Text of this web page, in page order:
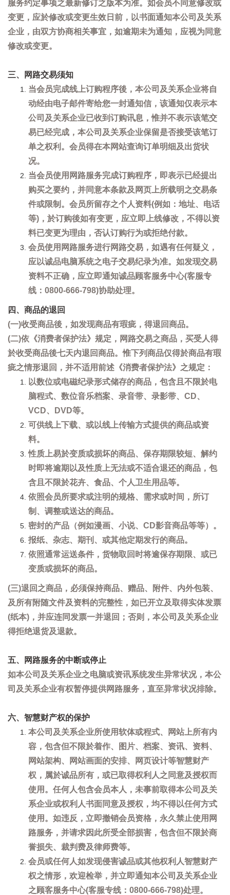
服务约定事项之最新修订之版本为准。如会员不同意修改或
变更，应於修改或变更生效日前，以书面通知本公司及关系
企业，由双方协商相关事宜，如逾期未为通知，应视为同意
修改或变更。
三、网路交易须知
当会员完成线上订购程序後，本公司及关系企业将自
动经由电子邮件寄给您一封通知信，该通知仅表示本
公司及关系企业已收到订购讯息，惟并不表示该笔交
易已经完成，本公司及关系企业保留是否接受该笔订
单之权利。会员得在本网站查询订单明细及出货状
况。
当会员使用网路服务完成订购程序，即表示已经提出
购买之要约，并同意本条款及网页上所载明之交易条
件或限制。会员所留存之个人资料(例如：地址、电话
等)，於订购後如有变更，应立即上线修改，不得以资
料已变更为理由，否认订购行为或拒绝付款。
会员使用网路服务进行网路交易，如遇有任何疑义，
应以诚品电脑系统之电子交易纪录为准。如发现交易
资料不正确，应立即通知诚品顾客服务中心(客服专
线：0800-666-798)协助处理。
四、商品的退回
(一)收受商品後，如发现商品有瑕疵，得退回商品。
(二)依《消费者保护法》规定，网路交易之商品，买受人得
於收受商品後七天内退回商品。惟下列商品仅得於商品有瑕
疵之情形退回，并不适用前述《消费者保护法》之规定：
以数位或电磁纪录形式储存的商品，包含且不限於电
脑程式、数位音乐档案、录音带、录影带、CD、
VCD、DVD等。
可供线上下载、或以线上传输方式提供的商品或资
料。
性质上易於变质或损坏的商品、保存期限较短、解约
时即将逾期以及性质上无法或不适合退还的商品，包
含且不限於花卉、食品、个人卫生用品等。
依照会员所要求或注明的规格、需求或时间，所订
制、调整或送达的商品。
密封的产品（例如漫画、小说、CD影音商品等等）。
报纸、杂志、期刊、或其他定期发行的商品。
依照通常运送条件，货物取回时将逾保存期限、或已
变质或损坏的商品。
(三)退回之商品，必须保持商品、赠品、附件、内外包装、
及所有附随文件及资料的完整性，如已开立及取得实体发票
(纸本)，并应连同发票一并退回；否则，本公司及关系企业
得拒绝退货及退款。
五、网路服务的中断或停止
如本公司及关系企业之电脑或资讯系统发生异常状况，本公
司及关系企业有权暂停提供网路服务，直至异常状况排除。
六、智慧财产权的保护
本公司及关系企业所使用软体或程式、网站上所有内
容，包含但不限於着作、图片、档案、资讯、资料、
网站架构、网站画面的安排、网页设计等智慧财产
权，属於诚品所有，或已取得权利人之同意及授权而
使用。任何人包含会员本人，未事前取得本公司及关
系企业或权利人书面同意及授权，均不得以任何方式
使用。如违反，立即撤销会员资格，永久禁止使用网
路服务，并请求因此所受全部损害，包含但不限於商
誉损失、裁判费及律师费等。
会员或任何人如发现侵害诚品或其他权利人智慧财产
权之情形，欢迎检举，并立即通知本公司及关系企业
之顾客服务中心(客服专线：0800-666-798)处理。